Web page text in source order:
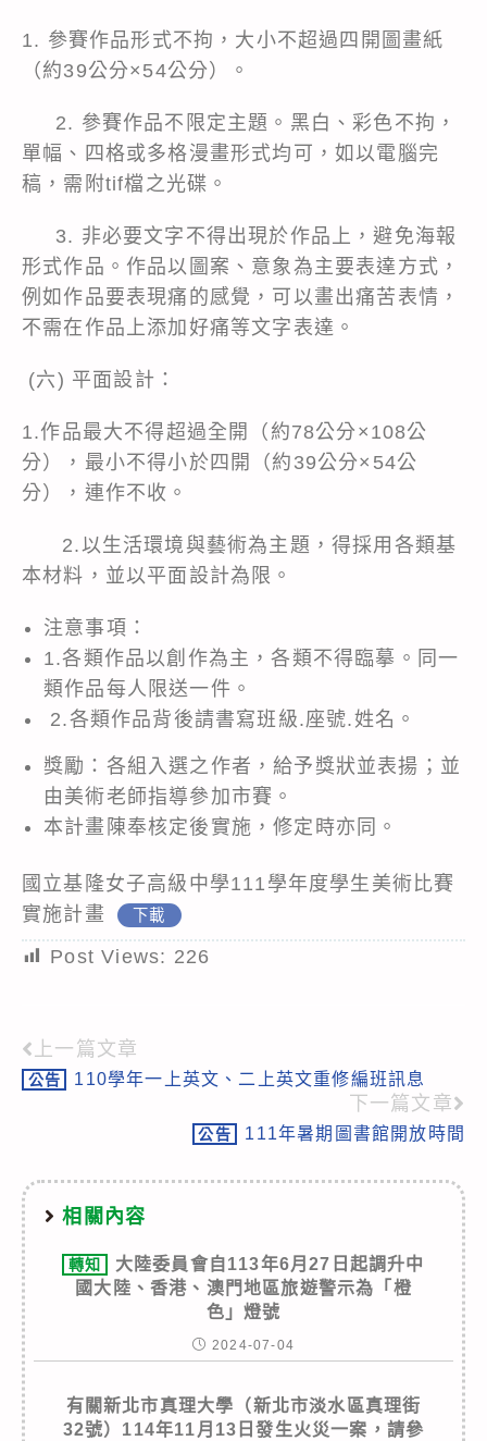
1. 參賽作品形式不拘，大小不超過四開圖畫紙
（約39公分×54公分）。
2. 參賽作品不限定主題。黑白、彩色不拘，
單幅、四格或多格漫畫形式均可，如以電腦完
稿，需附tif檔之光碟。
3. 非必要文字不得出現於作品上，避免海報
形式作品。作品以圖案、意象為主要表達方式，
例如作品要表現痛的感覺，可以畫出痛苦表情，
不需在作品上添加好痛等文字表達。
(六) 平面設計：
1.作品最大不得超過全開（約78公分×108公
分），最小不得小於四開（約39公分×54公
分），連作不收。
2.以生活環境與藝術為主題，得採用各類基
本材料，並以平面設計為限。
注意事項：
1.各類作品以創作為主，各類不得臨摹。同一
類作品每人限送一件。
2.各類作品背後請書寫班級.座號.姓名。
獎勵：各組入選之作者，給予獎狀並表揚；並
由美術老師指導參加市賽。
本計畫陳奉核定後實施，修定時亦同。
國立基隆女子高級中學111學年度學生美術比賽
實施計畫
下載
Post Views: 226
Read
more
上一篇文章
公告 110學年一上英文、二上英文重修編班訊息
下一篇文章
公告 111年暑期圖書館開放時間
相關內容
轉知
大陸委員會自113年6月27日起調升中
國大陸、香港、澳門地區旅遊警示為「橙
色」燈號
2024-07-04
有關新北市真理大學（新北市淡水區真理街
32號）114年11月13日發生火災一案，請參